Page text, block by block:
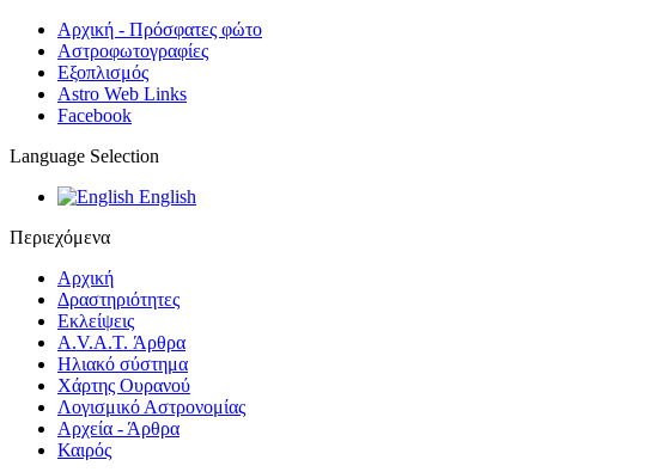
Αρχική - Πρόσφατες φώτο
Αστροφωτογραφίες
Εξοπλισμός
Astro Web Links
Facebook
Language Selection
English
Περιεχόμενα
Αρχική
Δραστηριότητες
Εκλείψεις
A.V.A.T. Άρθρα
Ηλιακό σύστημα
Χάρτης Ουρανού
Λογισμικό Αστρoνομίας
Αρχεία - Άρθρα
Καιρός